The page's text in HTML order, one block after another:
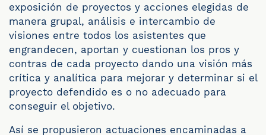
exposición de proyectos y acciones elegidas de
manera grupal, análisis e intercambio de
visiones entre todos los asistentes que
engrandecen, aportan y cuestionan los pros y
contras de cada proyecto dando una visión más
crítica y analítica para mejorar y determinar si el
proyecto defendido es o no adecuado para
conseguir el objetivo.
Así se propusieron actuaciones encaminadas a